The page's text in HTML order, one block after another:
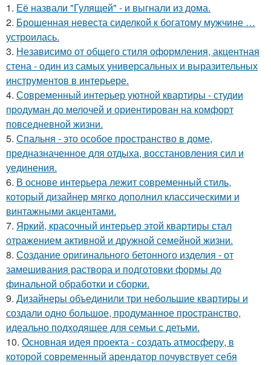
1. Её назвали "Гулящей" - и выгнали из дома.
2. Брошенная невеста сиделкой к богатому мужчине …
устроилась.
3. Независимо от общего стиля оформления, акцентная
стена - один из самых универсальных и выразительных
инструментов в интерьере.
4. Современный интерьер уютной квартиры - студии
продуман до мелочей и ориентирован на комфорт
повседневной жизни.
5. Спальня - это особое пространство в доме,
предназначенное для отдыха, восстановления сил и
уединения.
6. В основе интерьера лежит современный стиль,
который дизайнер мягко дополнил классическими и
винтажными акцентами.
7. Яркий, красочный интерьер этой квартиры стал
отражением активной и дружной семейной жизни.
8. Создание оригинального бетонного изделия - от
замешивания раствора и подготовки формы до
финальной обработки и сборки.
9. Дизайнеры объединили три небольшие квартиры и
создали одно большое, продуманное пространство,
идеально подходящее для семьи с детьми.
10. Основная идея проекта - создать атмосферу, в
которой современный арендатор почувствует себя